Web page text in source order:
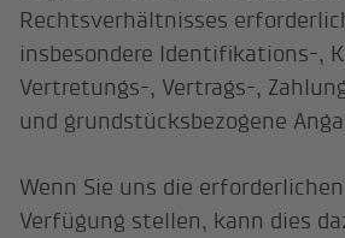
Rechtsverhältnisses
insbesondere Identifikations-,
Vertretungs-, Vertrags-,
und grundstücksbezogene
Wenn Sie uns die
Verfügung stellen, kann dies